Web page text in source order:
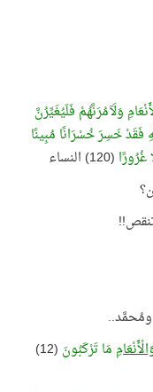
وَلَآمُرَنَّهُمْ فَلَيُغَيِّرُنَّ
فَقَدْ خَسِرَ خُسْرَانًا مُبِينًا
(120) النساء
ومُحمَّد..
مَا تَرْكَبُونَ
(12)